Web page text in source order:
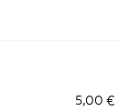
5,00 €